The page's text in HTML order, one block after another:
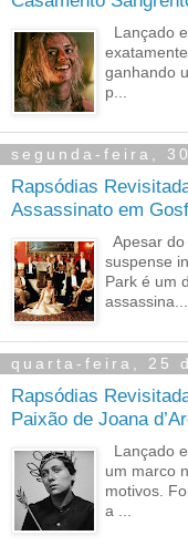
Lançado
ganhando
p...
segunda-feira,
Rapsódias
Assassinato em
Apesar
suspense
Park é um
assassina...
quarta-feira, 25
Rapsódias
Paixão de Joana
Lançado
um marco
motivos.
a ...